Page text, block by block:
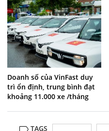
Doanh số của VinFast duy
trì ổn định, trung bình đạt
khoảng 11.000 xe /tháng
TAGS